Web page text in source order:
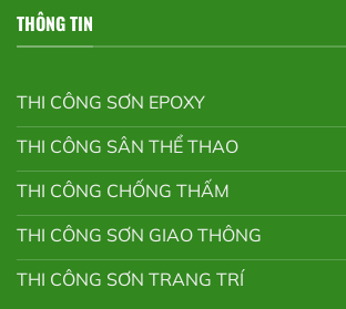
THÔNG TIN
THI CÔNG SƠN EPOXY
THI CÔNG SÂN THỂ THAO
THI CÔNG CHỐNG THẤM
THI CÔNG SƠN GIAO THÔNG
THI CÔNG SƠN TRANG TRÍ